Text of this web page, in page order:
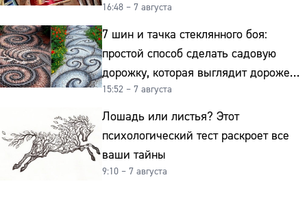
подделку от мельхиора
16:48 – 7 августа
7 шин и тачка стеклянного боя:
простой способ сделать садовую
дорожку, которая выглядит дороже
гранита
15:52 – 7 августа
Лошадь или листья? Этот
психологический тест раскроет все
ваши тайны
9:10 – 7 августа